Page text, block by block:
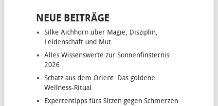
NEUE BEITRÄGE
Silke Aichhorn über Magie, Disziplin,
Leidenschaft und Mut
Alles Wissenswerte zur Sonnenfinsternis
2026
Schatz aus dem Orient: Das goldene
Wellness-Ritual
Expertentipps fürs Sitzen gegen Schmerzen